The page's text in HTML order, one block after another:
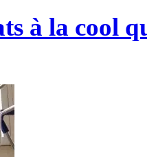
à la cool